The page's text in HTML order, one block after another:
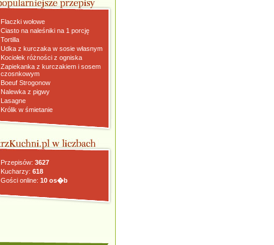
Flaczki wołowe
Ciasto na naleśniki na 1 porcję
Tortilla
Udka z kurczaka w sosie własnym
Kociołek różności z ogniska
Zapiekanka z kurczakiem i sosem
czosnkowym
Boeuf Strogonow
Nalewka z pigwy
Lasagne
Królik w śmietanie
Przepisów: 3627
Kucharzy: 618
Gości online: 10 os�b